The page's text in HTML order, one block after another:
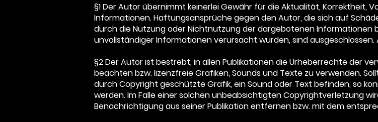
§1 Der Autor übernimmt keinerlei Gewähr für die Aktualität, Korrektheit,
Informationen. Haftungsansprüche gegen den Autor, die sich auf
durch die Nutzung oder Nichtnutzung der dargebotenen Informationen
unvollständiger Informationen verursacht wurden, sind
§2 Der Autor ist bestrebt, in allen Publikationen die Urheberrechte der
beachten bzw. lizenzfreie Grafiken, Sounds und Texte zu verwenden.
durch Copyright geschützte Grafik, ein Sound oder Text befinden, so
werden. Im Falle einer solchen unbeabsichtigten Copyrightverletzung
Benachrichtigung aus seiner Publikation entfernen bzw. mit dem